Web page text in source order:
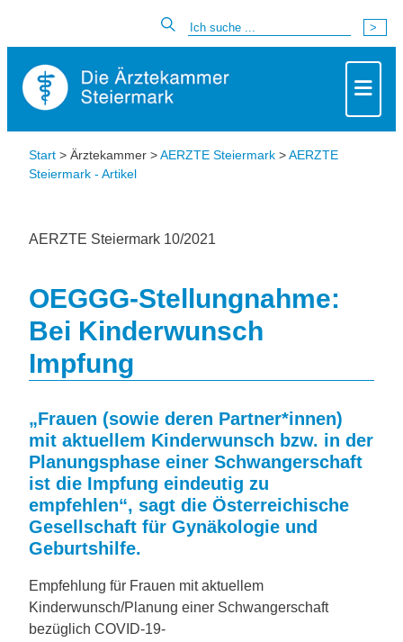
Start > Ärztekammer >AERZTE Steiermark >AERZTE
Steiermark - Artikel
AERZTE Steiermark 10/2021
OEGGG-Stellungnahme:
Bei Kinderwunsch
Impfung
„Frauen (sowie deren Partner*innen)
mit aktuellem Kinderwunsch bzw. in der
Planungsphase einer Schwangerschaft
ist die Impfung eindeutig zu
empfehlen“, sagt die Österreichische
Gesellschaft für Gynäkologie und
Geburtshilfe.
Empfehlung für Frauen mit aktuellem
Kinderwunsch/Planung einer Schwangerschaft
bezüglich COVID-19-